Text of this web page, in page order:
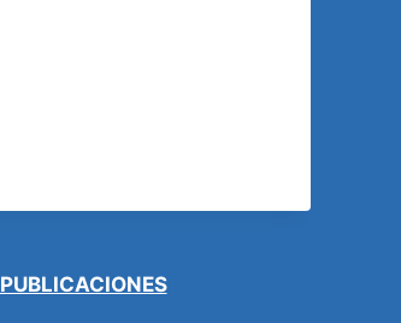
PUBLICACIONES